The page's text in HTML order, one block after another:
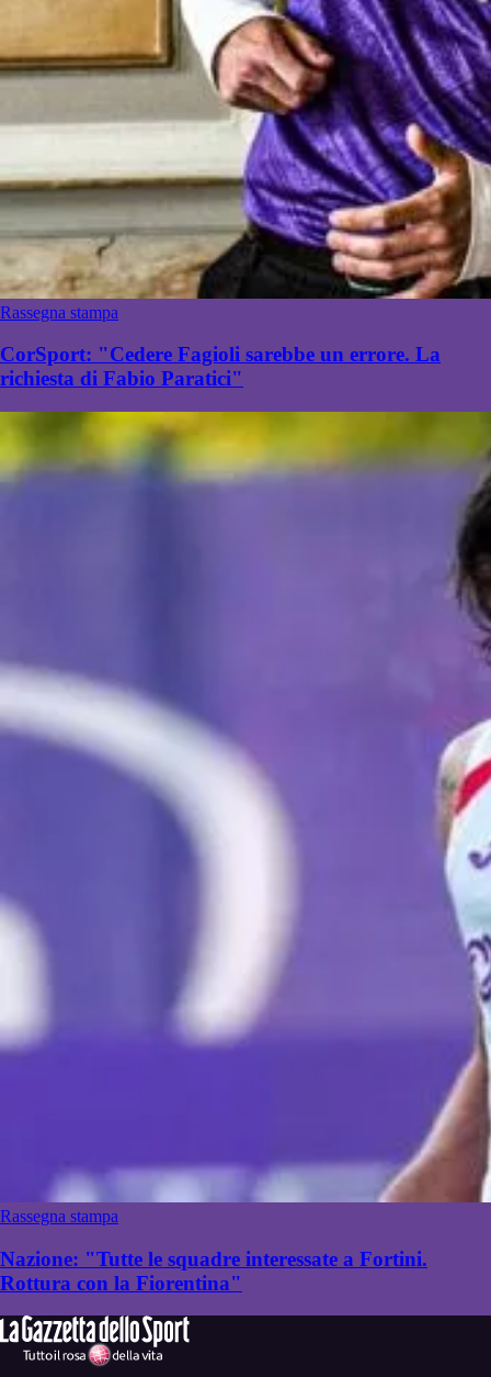
Rassegna stampa
CorSport: "Cedere Fagioli sarebbe un errore. La
richiesta di Fabio Paratici"
Rassegna stampa
Nazione: "Tutte le squadre interessate a Fortini.
Rottura con la Fiorentina"